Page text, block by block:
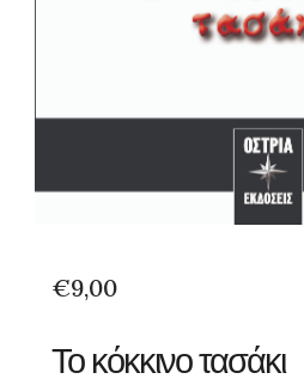
€9,00
Το κόκκινο τασάκι